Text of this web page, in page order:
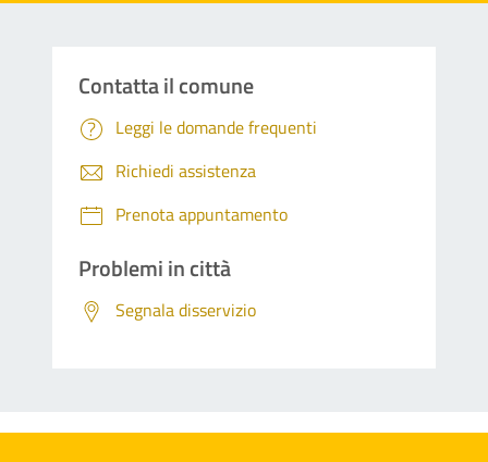
Contatta il comune
Leggi le domande frequenti
Richiedi assistenza
Prenota appuntamento
Problemi in città
Segnala disservizio